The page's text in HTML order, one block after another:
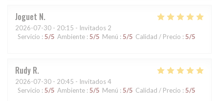
Joguet N
2026-07-30 - 20:15 - Invitados 2
Servicio : 5/5 Ambiente : 5/5 Menú : 5/5 Calidad / Precio : 5/5
Rudy R
2026-07-30 - 20:45 - Invitados 4
Servicio : 5/5 Ambiente : 5/5 Menú : 5/5 Calidad / Precio : 5/5